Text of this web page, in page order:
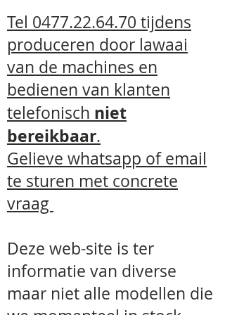
waterdicht. Al deze kippenhokken
bestaan uit zelfdragende
voorgemonteerde panelen,
daardoor is het hok eens
gemonteerd steviger en zwaarder
dan een standaardconstructie.
Bijkomend voordeel hiervan is dat
elk van Chick Filla kippenhok,
gemakkelijk vervoert kunnen
worden in een kleine wagen
waarvan de achterbank plat kan.
Als u een aanhangwagen heeft kan
meenemen.
met montageplan en schroeven
geleverd. De montage is zeer
eenvoudig, alle panelen zijn
immers voorgeboord, montagetijd =
15 min.
Tel 0477.22.64.70 tijdens
produceren door lawaai
van de machines en
bedienen van klanten
telefonisch niet
bereikbaar.
Gelieve whatsapp of email
te sturen met concrete
vraag
Deze web-site is ter
informatie van diverse
maar niet alle modellen die